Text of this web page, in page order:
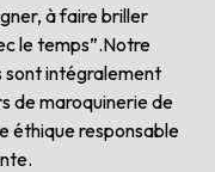
à faire briller
le temps”.Notre
sont intégralement
de maroquinerie de
éthique responsable